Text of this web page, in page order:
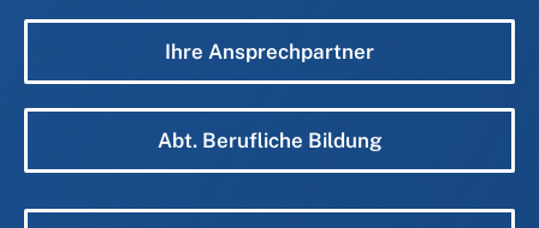
Ihre Ansprechpartner
Abt. Berufliche Bildung